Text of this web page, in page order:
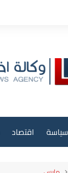
سياسة اقتصاد